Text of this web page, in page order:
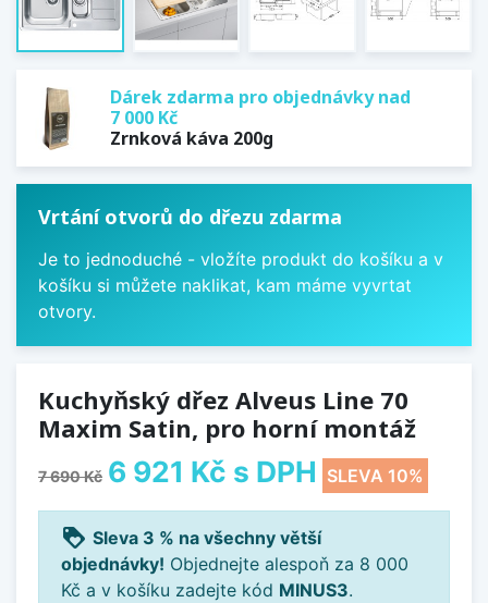
Dárek zdarma pro objednávky nad
7 000 Kč
Zrnková káva 200g
Vrtání otvorů do dřezu zdarma
Je to jednoduché - vložíte produkt do košíku a v
košíku si můžete naklikat, kam máme vyvrtat
otvory.
Kuchyňský dřez Alveus Line 70
Maxim Satin, pro horní montáž
7 690 Kč 6 921 Kč s DPH SLEVA 10%
loyalty Sleva 3 % na všechny větší
objednávky! Objednejte alespoň za 8 000
Kč a v košíku zadejte kód MINUS3.